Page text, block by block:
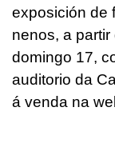
exposición de
nenos, a
domingo 17,
auditorio da
á venda na